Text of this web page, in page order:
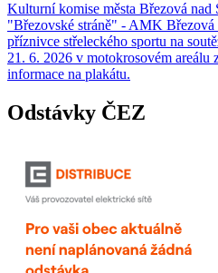
Kulturní komise města Březová nad
"Březovské stráně" - AMK
příznivce střeleckého sportu na
21. 6. 2026 v motokrosovém areálu
informace na plakátu.
Odstávky ČEZ